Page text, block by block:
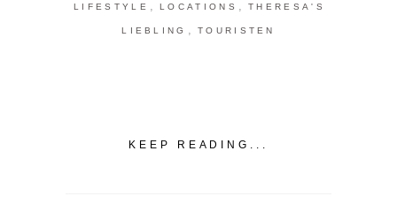
LIFESTYLE LOCATIONS THERESA'S
LIEBLING TOURISTEN
KEEP READING...